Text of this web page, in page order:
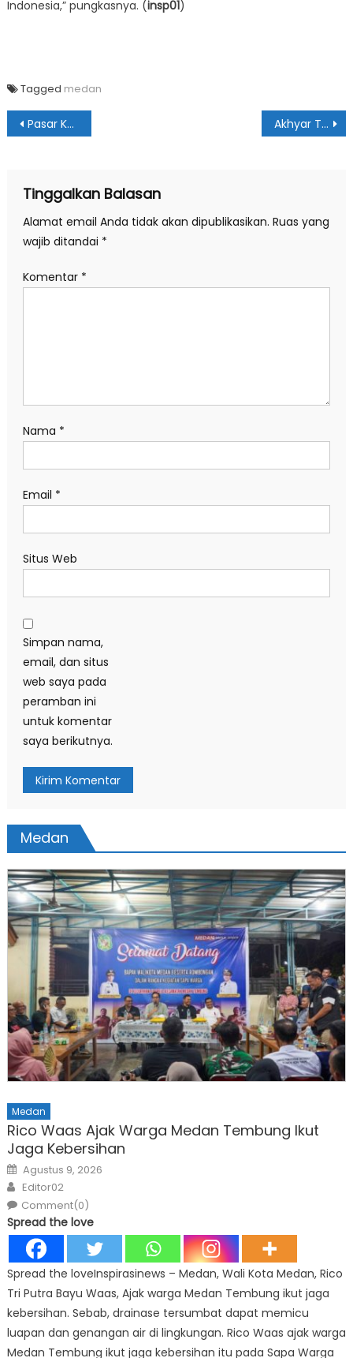
Indonesia,” pungkasnya. (insp01)
Tagged medan
Navigasi
Pasar Keuangan Rakyat Diharapkan Berikan Edukasi Keuangan Bagi Masyarakat Akhyar Terus Himbau Kurangi Sampah Plastik
Tinggalkan Balasan
Alamat email Anda tidak akan dipublikasikan. Ruas yang
wajib ditandai *
Komentar *
Nama *
Email *
Situs Web
Simpan nama,
email, dan situs
web saya pada
peramban ini
untuk komentar
saya berikutnya.
Medan
Medan
Rico Waas Ajak Warga Medan Tembung Ikut
Jaga Kebersihan
Posted
on
Agustus 9, 2026
Author
Editor02
Comment(0)
Spread the love
Spread the loveInspirasinews – Medan, Wali Kota Medan, Rico
Tri Putra Bayu Waas, Ajak warga Medan Tembung ikut jaga
kebersihan. Sebab, drainase tersumbat dapat memicu
luapan dan genangan air di lingkungan. Rico Waas ajak warga
Medan Tembung ikut jaga kebersihan itu pada Sapa Warga